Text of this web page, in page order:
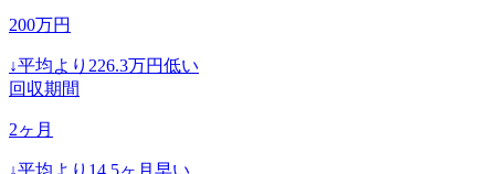
200万円
↓平均より 226.3万円低い
回収期間
2ヶ月
↓平均より 14.5ヶ月早い